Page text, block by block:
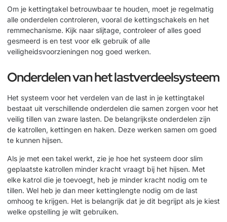
Om je kettingtakel betrouwbaar te houden, moet je regelmatig
alle onderdelen controleren, vooral de kettingschakels en het
remmechanisme. Kijk naar slijtage, controleer of alles goed
gesmeerd is en test voor elk gebruik of alle
veiligheidsvoorzieningen nog goed werken.
Onderdelen van het lastverdeelsysteem
Het systeem voor het verdelen van de last in je kettingtakel
bestaat uit verschillende onderdelen die samen zorgen voor het
veilig tillen van zware lasten. De belangrijkste onderdelen zijn
de katrollen, kettingen en haken. Deze werken samen om goed
te kunnen hijsen.
Als je met een takel werkt, zie je hoe het systeem door slim
geplaatste katrollen minder kracht vraagt bij het hijsen. Met
elke katrol die je toevoegt, heb je minder kracht nodig om te
tillen. Wel heb je dan meer kettinglengte nodig om de last
omhoog te krijgen. Het is belangrijk dat je dit begrijpt als je kiest
welke opstelling je wilt gebruiken.